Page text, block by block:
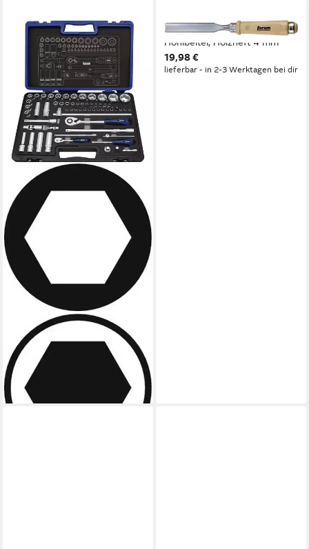
FORUM®
Steckschlüssel (61 St),
Garnitur 1/4+1/2" 60tlg
189,98 €
lieferbar - in 2-3 Werktagen bei dir
FORUM®
Hohlbeitel, Holzheft 4 mm
19,98 €
lieferbar - in 2-3 Werktagen bei dir